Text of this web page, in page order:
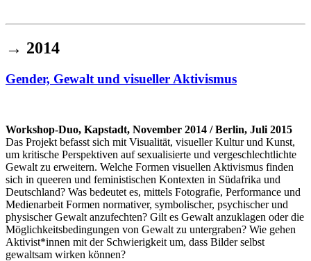
queer-institut
Institut für queer theory
→ 2014
Gender, Gewalt und visueller Aktivismus
Workshop-Duo, Kapstadt, November 2014 / Berlin, Juli 2015
Das Projekt befasst sich mit Visualität, visueller Kultur und Kunst,
um kritische Perspektiven auf sexualisierte und vergeschlechtlichte
Gewalt zu erweitern. Welche Formen visuellen Aktivismus finden
sich in queeren und feministischen Kontexten in Südafrika und
Deutschland? Was bedeutet es, mittels Fotografie, Performance und
Medienarbeit Formen normativer, symbolischer, psychischer und
physischer Gewalt anzufechten? Gilt es Gewalt anzuklagen oder die
Möglichkeitsbedingungen von Gewalt zu untergraben? Wie gehen
Aktivist*innen mit der Schwierigkeit um, dass Bilder selbst
gewaltsam wirken können?